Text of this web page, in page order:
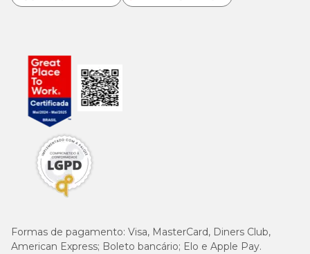
Formas de pagamento: Visa, MasterCard, Diners Club,
American Express; Boleto bancário; Elo e Apple Pay.